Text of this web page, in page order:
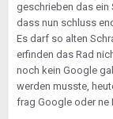
geschrieben das ein
dass nun schluss
Es darf so alten
erfinden das Rad
noch kein Google
werden musste,
frag Google oder ne